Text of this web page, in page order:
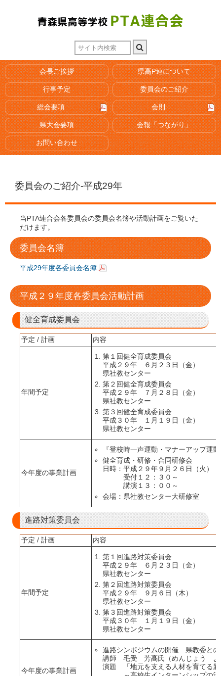
会長ご挨拶 県高P連について
行事予定 委員会のご紹介
総会要項 会則
県大会要項 会報「つながり」
お問い合わせ
委員会のご紹介-平成29年
当PTA連合会各委員会の委員会名簿や活動計画をご覧いた
だけます。
委員会名簿
平成29年度各委員会名簿
平成２９年度各委員会活動計画
健全育成委員会
予定 / 計画 内容
年間予定
第１回健全育成委員会
平成２９年 ６月２３日（金）
県社教センター
第２回健全育成委員会
平成２９年 ７月２８日（金）
県社教センター
第３回健全育成委員会
平成３０年 １月１９日（金）
県社教センター
今年度の事業計画
『登校時一声運動・マナーアップ運
健全育成・研修・合同研修会
日時：平成２９年９月２６日（火）
受付１２：３０～
講演１３：００～
会場：県社教センター大研修室
進路対策委員会
予定 / 計画 内容
年間予定
第１回進路対策委員会
平成２９年 ６月２３日（金）
県社教センター
第２回進路対策委員会
平成２９年 ９月６日（木）
県社教センター
第３回進路対策委員会
平成３０年 １月１９日（金）
県社教センター
今年度の事業計画
進路シンポジウムの開催 県教委との
講師 毛受 芳髙氏（めんじょう よ
演題 「地元を支える人材を育てる新